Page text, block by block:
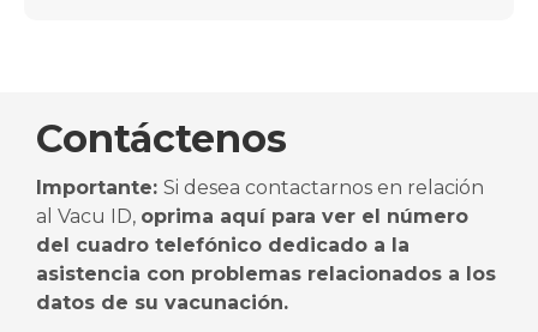
Contáctenos
Importante: Si desea contactarnos en relación
al Vacu ID, oprima aquí para ver el número
del cuadro telefónico dedicado a la
asistencia con problemas relacionados a los
datos de su vacunación.